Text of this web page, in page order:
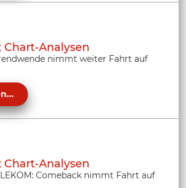
Chart-Analysen
nimmt weiter Fahrt auf
Chart-Analysen
Comeback nimmt Fahrt auf